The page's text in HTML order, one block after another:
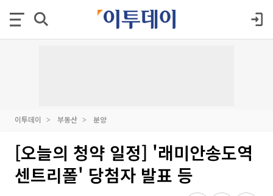
이투데이 부동산 분양
[오늘의 청약 일정] '래미안송도역
센트리폴' 당첨자 발표 등